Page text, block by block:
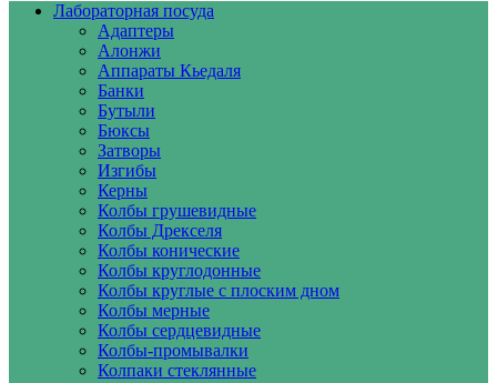
Лабораторная посуда
Адаптеры
Алонжи
Аппараты Кьедаля
Банки
Бутыли
Бюксы
Затворы
Изгибы
Керны
Колбы грушевидные
Колбы Дрекселя
Колбы конические
Колбы круглодонные
Колбы круглые с плоским дном
Колбы мерные
Колбы сердцевидные
Колбы-промывалки
Колпаки стеклянные